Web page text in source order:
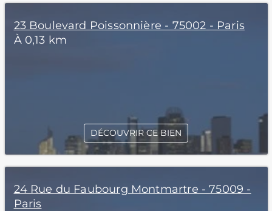
23 Boulevard Poissonnière - 75002 - Paris
À 0,13 km
DÉCOUVRIR CE BIEN
24 Rue du Faubourg Montmartre - 75009 -
Paris